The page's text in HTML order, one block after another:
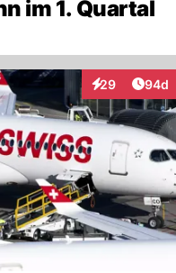
im 1. Quartal
29
Interaktionen
94d